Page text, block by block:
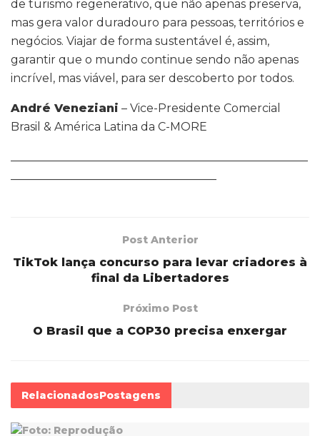
de turismo regenerativo, que não apenas preserva,
mas gera valor duradouro para pessoas, territórios e
negócios. Viajar de forma sustentável é, assim,
garantir que o mundo continue sendo não apenas
incrível, mas viável, para ser descoberto por todos.
André Veneziani – Vice-Presidente Comercial
Brasil & América Latina da C-MORE
Post Anterior
TikTok lança concurso para levar criadores à
final da Libertadores
Próximo Post
O Brasil que a COP30 precisa enxergar
RelacionadosPostagens